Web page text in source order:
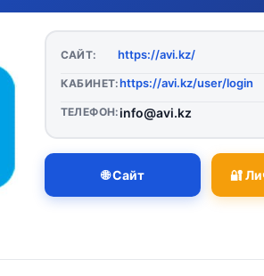
САЙТ: https://avi.kz/
КАБИНЕТ:https://avi.kz/user/login
ТЕЛЕФОН: info@avi.kz
🌐 Сайт 🔐